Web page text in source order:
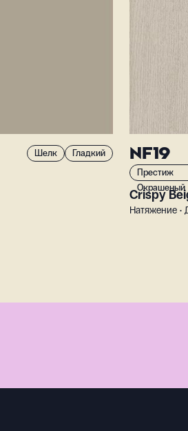
Шелк Гладкий NF19
Престиж
Окрашеный
Crispy
Натяжение •